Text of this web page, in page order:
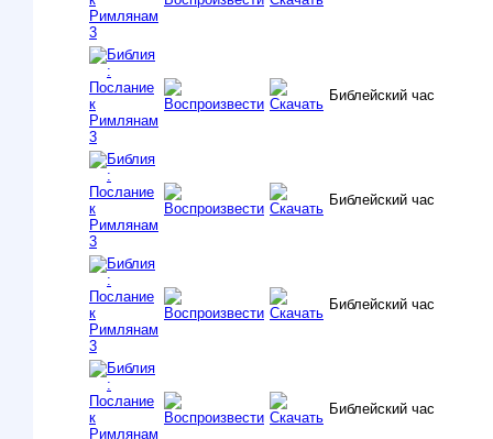
Библейский час
Библейский час
Библейский час
Библейский час